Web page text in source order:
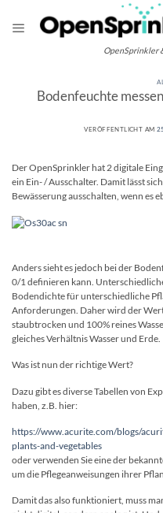
springen
OpenSprinkler
Bodenfeuchte
VERÖFFENTLICHT AM
Der OpenSprinkler hat 2 digitale
ein Ein- / Ausschalter. Damit lässt
Bewässerung ausschalten, wenn es
Anders sieht es jedoch bei der
0/1 definieren kann.
Bodendichte für unterschiedliche
Anforderungen. Daher wird der
staubtrocken und 100% reines
gleiches Verhältnis Wasser und Erde.
Was ist nun der richtige Wert?
Dazu gibt es diverse Tabellen von
haben, z.B. hier:
https://www.acurite.com/blogs/
plants-and-vegetables
oder verwenden Sie eine der
um die Pflegeanweisungen ihrer
Damit das also funktioniert, muss